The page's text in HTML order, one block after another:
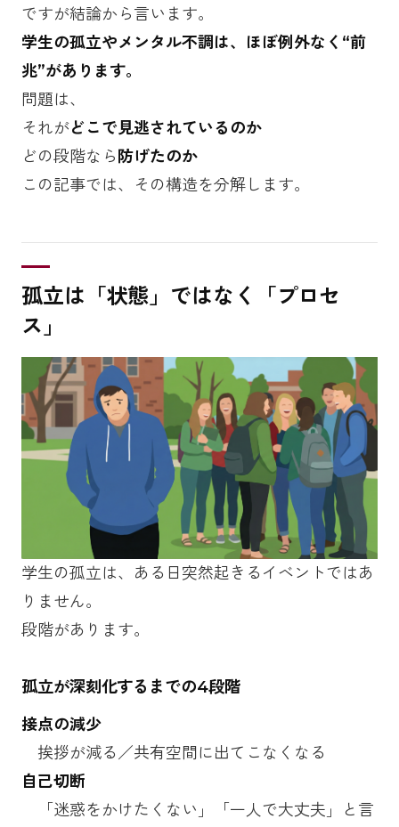
ですが結論から言います。
学生の孤立やメンタル不調は、ほぼ例外なく“前
兆”があります。
問題は、
それがどこで見逃されているのか
どの段階なら防げたのか
この記事では、その構造を分解します。
孤立は「状態」ではなく「プロセ
ス」
学生の孤立は、ある日突然起きるイベントではあ
りません。
段階があります。
孤立が深刻化するまでの4段階
接点の減少
挨拶が減る／共有空間に出てこなくなる
自己切断
「迷惑をかけたくない」「一人で大丈夫」と言